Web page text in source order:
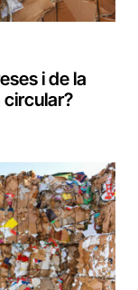
i de la
circular?